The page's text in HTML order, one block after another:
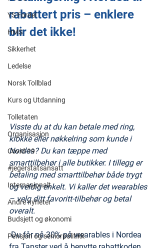
YS Fordel
HMS
Sikkerhet
Ledelse
Norsk Tollblad
Kurs og Utdanning
Tolletaten
Organisasjon
Covid-19
#jegerstatsansatt
Internasjonalt
Andre nyheter
Budsjett og økonomi
Pensjon og seniorpolitikk
rabattert pris – enklere
blir det ikke!
Visste du at du kan betale med ring,
klokke eller nøkkelring som kunde i
Nordea? Du kan tæppe med
smarttilbehør i alle butikker. I tillegg er
betaling med smarttilbehør både trygt
og veldig enkelt. Vi kaller det wearables
– velg ditt favoritt-tilbehør og betal
overalt.
Du får nå 30% på wearables i Nordea